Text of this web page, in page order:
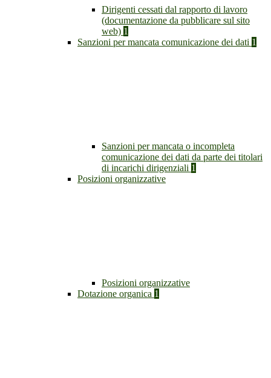
Dirigenti cessati dal rapporto di lavoro
(documentazione da pubblicare sul sito
web) 1
Sanzioni per mancata comunicazione dei dati 1
Sanzioni per mancata o incompleta
comunicazione dei dati da parte dei titolari
di incarichi dirigenziali 1
Posizioni organizzative
Posizioni organizzative
Dotazione organica 1